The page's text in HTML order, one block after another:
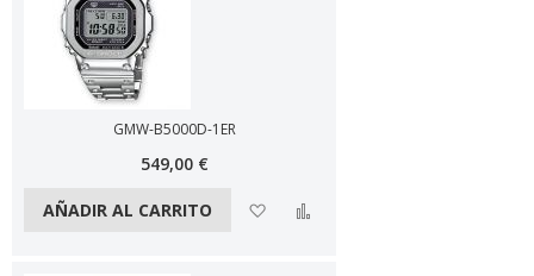
GMW-B5000D-1ER
549,00 €
AÑADIR AL CARRITO Añadir a la lista de deseos